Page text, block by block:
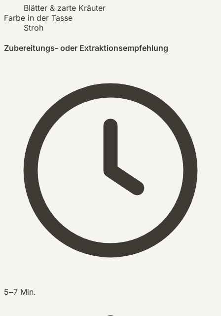
Blätter & zarte Kräuter
Farbe in der Tasse
Stroh
Zubereitungs- oder Extraktionsempfehlung
5–7 Min.